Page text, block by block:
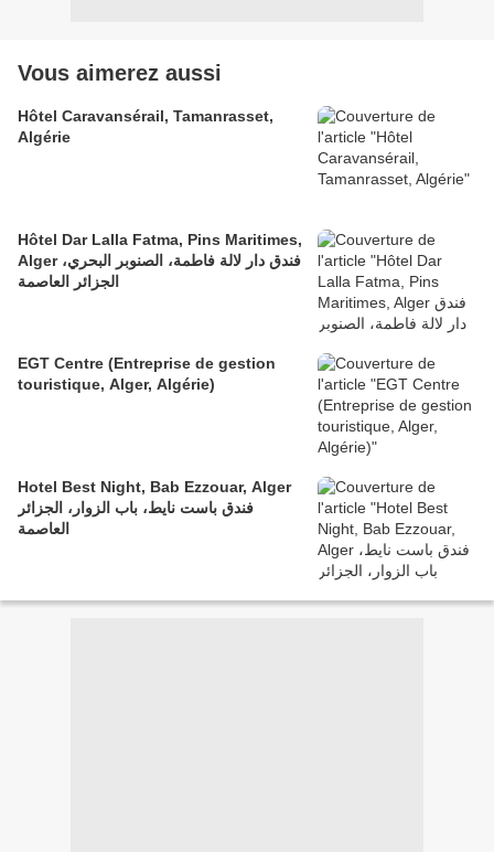
Vous aimerez aussi
Hôtel Caravansérail, Tamanrasset,
Algérie
Hôtel Dar Lalla Fatma, Pins Maritimes,
Alger فندق دار لالة فاطمة، الصنوبر البحري،
الجزائر العاصمة
EGT Centre (Entreprise de gestion
touristique, Alger, Algérie)
Hotel Best Night, Bab Ezzouar, Alger
فندق باست نايط، باب الزوار، الجزائر
العاصمة